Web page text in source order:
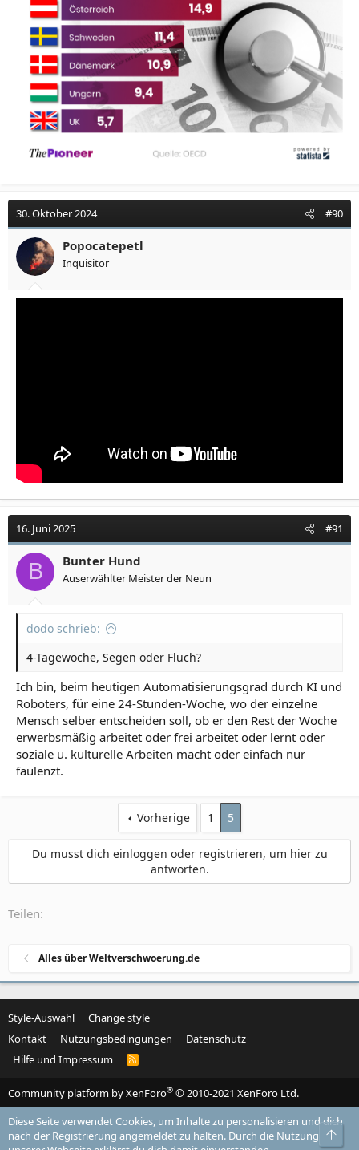
30. Oktober 2024 #90
Popocatepetl
Inquisitor
16. Juni 2025 #91
B Bunter Hund
Auserwählter Meister der Neun
dodo schrieb:
4-Tagewoche, Segen oder Fluch?
Ich bin, beim heutigen Automatisierungsgrad durch KI und
Roboters, für eine 24-Stunden-Woche, wo der einzelne
Mensch selber entscheiden soll, ob er den Rest der Woche
erwerbsmäßig arbeitet oder frei arbeitet oder lernt oder
soziale u. kulturelle Arbeiten macht oder einfach nur
faulenzt.
Vorherige 1 5
Du musst dich einloggen oder registrieren, um hier zu
antworten.
Teilen:
Alles über Weltverschwoerung.de
Style-Auswahl
Change style
Kontakt
Nutzungsbedingungen
Datenschutz
Hilfe und Impressum
R
Community platform by XenForo® © 2010-2021 XenForo Ltd.
Diese Seite verwendet Cookies, um Inhalte zu personalisieren und dich
nach der Registrierung angemeldet zu halten. Durch die Nutzung